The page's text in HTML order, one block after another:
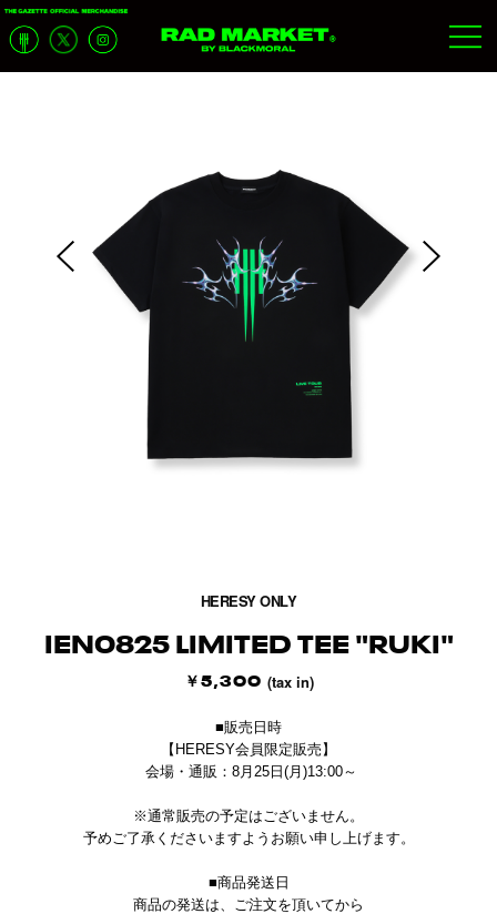
HERESY ONLY
IEN0825 LIMITED TEE "RUKI"
￥5,300 (tax in)
■販売日時
【HERESY会員限定販売】
会場・通販：8月25日(月)13:00～
※通常販売の予定はございません。
予めご了承くださいますようお願い申し上げます。
■商品発送日
商品の発送は、 ご注文を頂いてから